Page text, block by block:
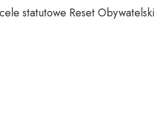
statutowe Reset Obywatelski